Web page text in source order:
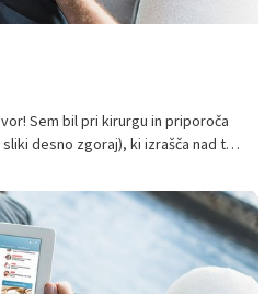
Sem bil pri kirurgu in priporoča
desno zgoraj), ki izrašča nad to